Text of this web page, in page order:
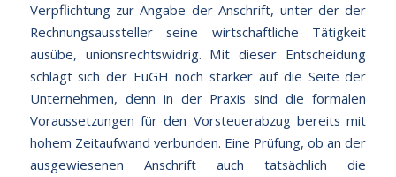
Verpflichtung zur Angabe der Anschrift, unter der der
Rechnungsaussteller seine wirtschaftliche Tätigkeit
ausübe, unionsrechtswidrig. Mit dieser Entscheidung
schlägt sich der EuGH noch stärker auf die Seite der
Unternehmen, denn in der Praxis sind die formalen
Voraussetzungen für den Vorsteuerabzug bereits mit
hohem Zeitaufwand verbunden. Eine Prüfung, ob an der
ausgewiesenen Anschrift auch tatsächlich die